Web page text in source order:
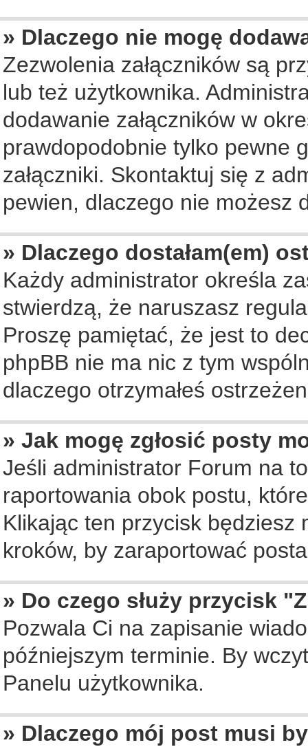
» Dlaczego nie mogę
Zezwolenia załączników są
lub też użytkownika.
dodawanie załączników w
prawdopodobnie tylko pewne
załączniki. Skontaktuj się z
pewien, dlaczego nie możesz
» Dlaczego dostałam(em)
Każdy administrator określa
stwierdzą, że naruszasz
Proszę pamiętać, że jest to
phpBB nie ma nic z tym
dlaczego otrzymałeś
» Jak mogę zgłosić posty
Jeśli administrator Forum na
raportowania obok postu,
Klikając ten przycisk będziesz
kroków, by zaraportować
» Do czego służy przycisk
Pozwala Ci na zapisanie
późniejszym terminie. By
Panelu użytkownika.
» Dlaczego mój post musi